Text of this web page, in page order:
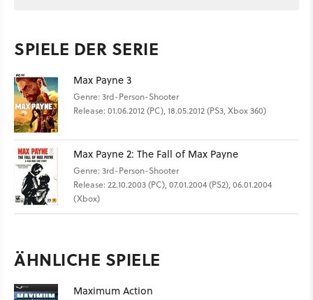
SPIELE DER SERIE
Max Payne 3
Genre: 3rd-Person-Shooter
Release: 01.06.2012 (PC), 18.05.2012 (PS3, Xbox 360)
Max Payne 2: The Fall of Max Payne
Genre: 3rd-Person-Shooter
Release: 22.10.2003 (PC), 07.01.2004 (PS2), 06.01.2004
(Xbox)
ÄHNLICHE SPIELE
Maximum Action